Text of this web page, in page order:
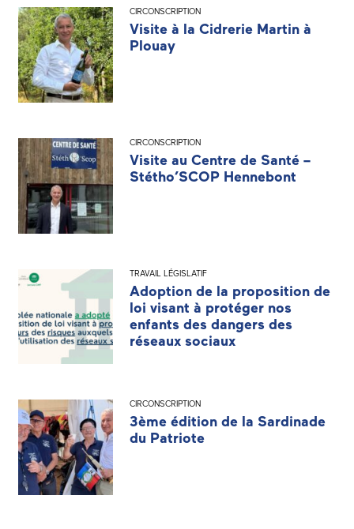
CIRCONSCRIPTION
Visite à la Cidrerie Martin à
Plouay
CIRCONSCRIPTION
Visite au Centre de Santé –
Stétho’SCOP Hennebont
TRAVAIL LÉGISLATIF
Adoption de la proposition de
loi visant à protéger nos
enfants des dangers des
réseaux sociaux
CIRCONSCRIPTION
3ème édition de la Sardinade
du Patriote